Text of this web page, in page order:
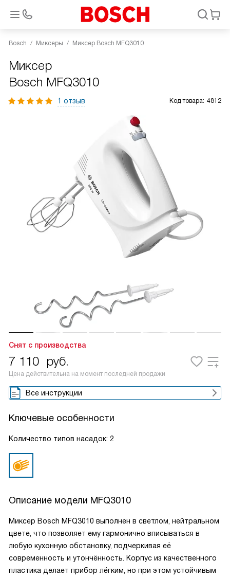
Bosch Миксеры Миксер Bosch MFQ3010
Миксер
Bosch MFQ3010
1 отзыв Код товара: 4812
Снят с производства
7 110 руб.
Цена действительна на момент последней продажи
Все инструкции
Ключевые особенности
Количество типов насадок: 2
Описание модели MFQ3010
Миксер Bosch MFQ3010 выполнен в светлом, нейтральном
цвете, что позволяет ему гармонично вписываться в
любую кухонную обстановку, подчеркивая её
современность и утончённость. Корпус из качественного
пластика делает прибор лёгким, но при этом устойчивым